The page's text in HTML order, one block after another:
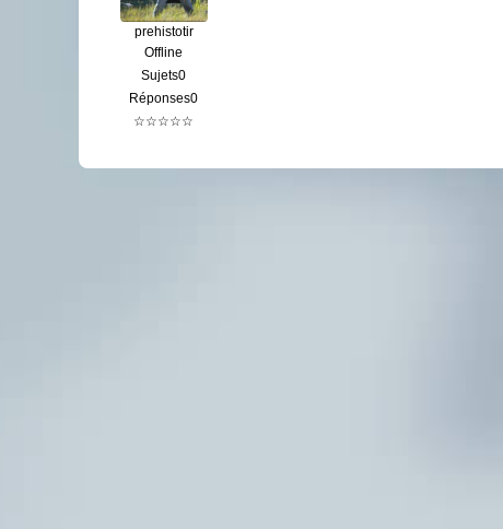
prehistotir
Offline
Sujets0
Réponses0
☆☆☆☆☆